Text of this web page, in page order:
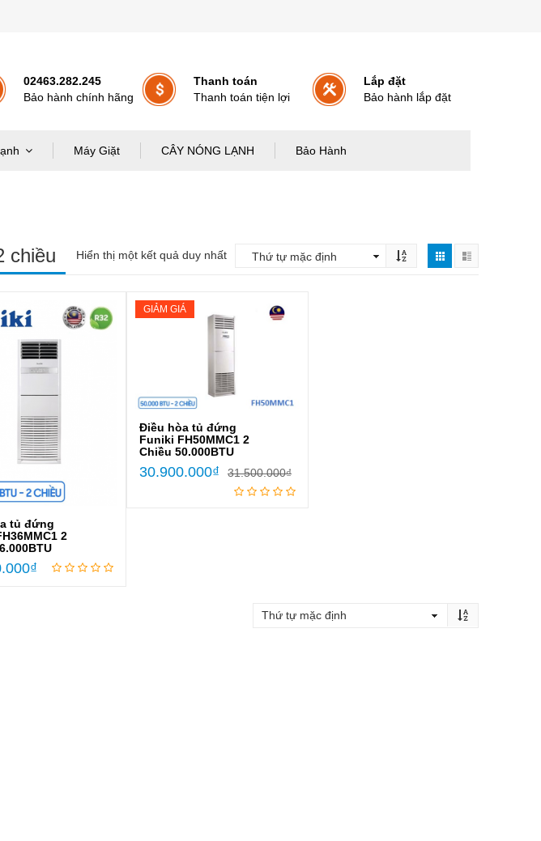
02463.282.245
Bảo hành chính hãng
Thanh toán
Thanh toán tiện lợi
Lắp đặt
Bảo hành lắp đặt
Máy Giặt CÂY NÓNG LẠNH Bảo Hành
chiều Hiển thị một kết quả duy nhất
tủ đứng
2
₫
GIẢM GIÁ
Điều hòa tủ đứng
Funiki FH50MMC1 2
Chiều 50.000BTU
31.500.000₫
30.900.000₫